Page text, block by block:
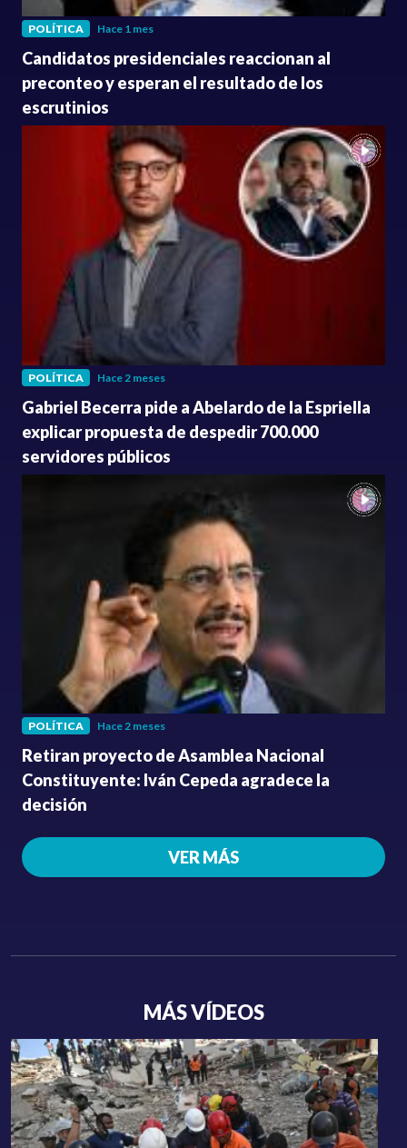
POLÍTICA Hace 1 mes
Candidatos presidenciales reaccionan al
preconteo y esperan el resultado de los
escrutinios
POLÍTICA Hace 2 meses
Gabriel Becerra pide a Abelardo de la Espriella
explicar propuesta de despedir 700.000
servidores públicos
POLÍTICA Hace 2 meses
Retiran proyecto de Asamblea Nacional
Constituyente: Iván Cepeda agradece la
decisión
VER MÁS
MÁS VÍDEOS